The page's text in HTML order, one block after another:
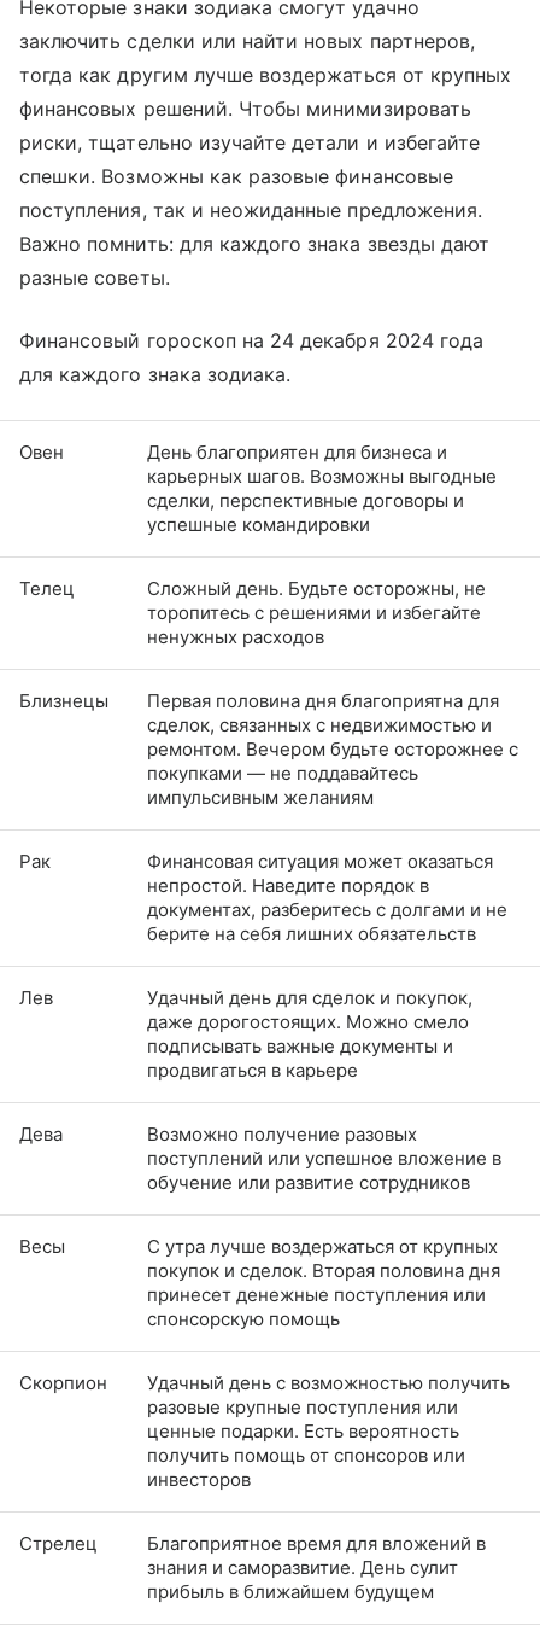
Некоторые знаки зодиака смогут удачно
заключить сделки или найти новых партнеров,
тогда как другим лучше воздержаться от крупных
финансовых решений. Чтобы минимизировать
риски, тщательно изучайте детали и избегайте
спешки. Возможны как разовые финансовые
поступления, так и неожиданные предложения.
Важно помнить: для каждого знака звезды дают
разные советы.
Финансовый гороскоп на 24 декабря 2024 года
для каждого знака зодиака.
Овен
День благоприятен для бизнеса и
карьерных шагов. Возможны выгодные
сделки, перспективные договоры и
успешные командировки
Телец
Сложный день. Будьте осторожны, не
торопитесь с решениями и избегайте
ненужных расходов
Близнецы
Первая половина дня благоприятна для
сделок, связанных с недвижимостью и
ремонтом. Вечером будьте осторожнее с
покупками — не поддавайтесь
импульсивным желаниям
Рак
Финансовая ситуация может оказаться
непростой. Наведите порядок в
документах, разберитесь с долгами и не
берите на себя лишних обязательств
Лев
Удачный день для сделок и покупок,
даже дорогостоящих. Можно смело
подписывать важные документы и
продвигаться в карьере
Дева
Возможно получение разовых
поступлений или успешное вложение в
обучение или развитие сотрудников
Весы
С утра лучше воздержаться от крупных
покупок и сделок. Вторая половина дня
принесет денежные поступления или
спонсорскую помощь
Скорпион
Удачный день с возможностью получить
разовые крупные поступления или
ценные подарки. Есть вероятность
получить помощь от спонсоров или
инвесторов
Стрелец
Благоприятное время для вложений в
знания и саморазвитие. День сулит
прибыль в ближайшем будущем